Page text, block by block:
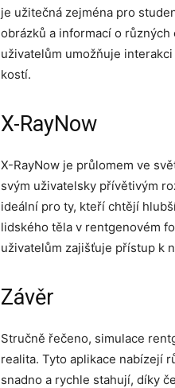
je užitečná zejména pro
obrázků a informací o
uživatelům umožňuje
kostí.
X-RayNow
X-RayNow je průlomem ve
svým uživatelsky přívětivým
ideální pro ty, kteří chtějí
lidského těla v rentgenovém
uživatelům zajišťuje přístup k
Závěr
Stručně řečeno, simulace
realita. Tyto aplikace nabízejí
snadno a rychle stahují, díky